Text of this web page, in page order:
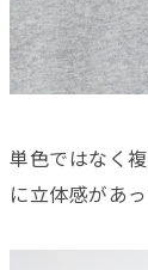
単色ではなく
に立体感があ